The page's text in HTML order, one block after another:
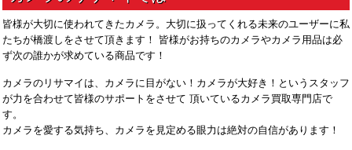
皆様が大切に使われてきたカメラ。大切に扱ってくれる未来のユーザーに私
たちが橋渡しをさせて頂きます！ 皆様がお持ちのカメラやカメラ用品は必
ず次の誰かが求めている商品です！
カメラのリサマイは、カメラに目がない！カメラが大好き！というスタッフ
が力を合わせて皆様のサポートをさせて 頂いているカメラ買取専門店で
す。
カメラを愛する気持ち、カメラを見定める眼力は絶対の自信があります！